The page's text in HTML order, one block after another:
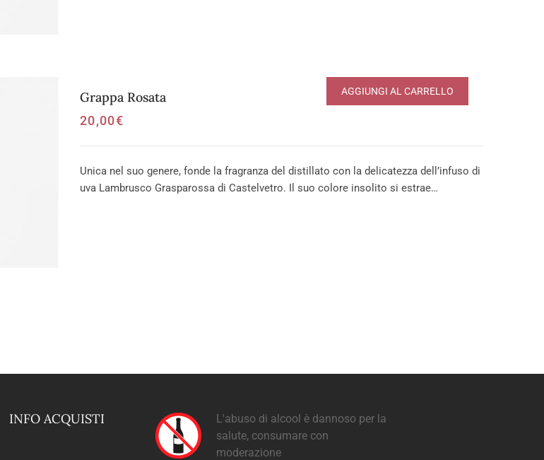
Grappa Rosata
20,00€
AGGIUNGI AL CARRELLO
Unica nel suo genere, fonde la fragranza del distillato con la delicatezza dell’infuso di
uva Lambrusco Grasparossa di Castelvetro. Il suo colore insolito si estrae…
INFO ACQUISTI
L'abuso di alcool è dannoso per la
salute, consumare con
moderazione